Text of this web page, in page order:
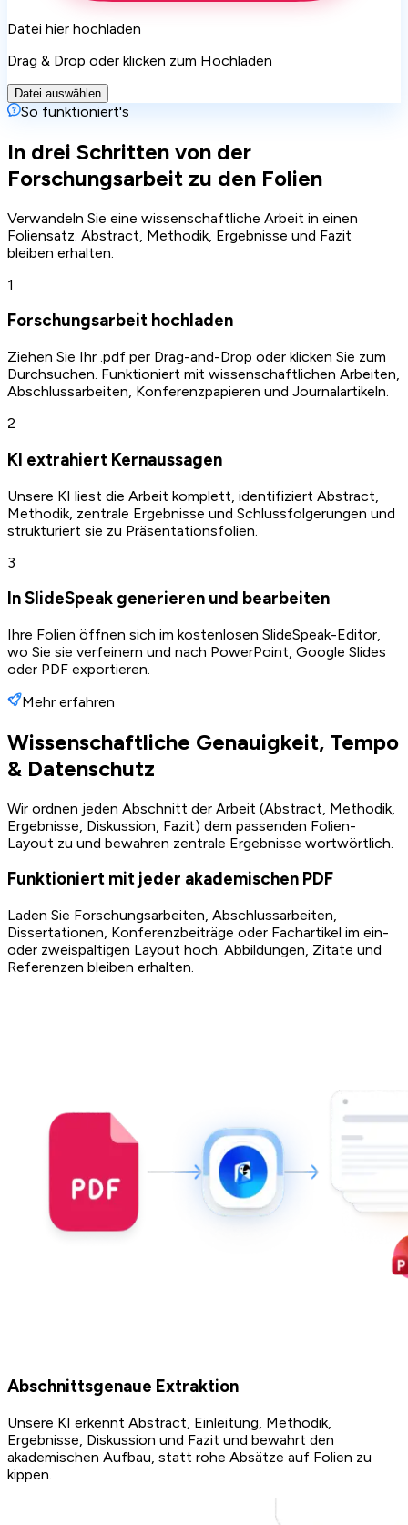
Datei hier hochladen
Drag & Drop oder klicken zum Hochladen
Datei auswählen
So funktioniert's
In drei Schritten von der
Forschungsarbeit zu den Folien
Verwandeln Sie eine wissenschaftliche Arbeit in einen
Foliensatz. Abstract, Methodik, Ergebnisse und Fazit
bleiben erhalten.
1
Forschungsarbeit hochladen
Ziehen Sie Ihr .pdf per Drag-and-Drop oder klicken Sie zum
Durchsuchen. Funktioniert mit wissenschaftlichen Arbeiten,
Abschlussarbeiten, Konferenzpapieren und Journalartikeln.
2
KI extrahiert Kernaussagen
Unsere KI liest die Arbeit komplett, identifiziert Abstract,
Methodik, zentrale Ergebnisse und Schlussfolgerungen und
strukturiert sie zu Präsentationsfolien.
3
In SlideSpeak generieren und bearbeiten
Ihre Folien öffnen sich im kostenlosen SlideSpeak-Editor,
wo Sie sie verfeinern und nach PowerPoint, Google Slides
oder PDF exportieren.
Mehr erfahren
Wissenschaftliche Genauigkeit, Tempo
& Datenschutz
Wir ordnen jeden Abschnitt der Arbeit (Abstract, Methodik,
Ergebnisse, Diskussion, Fazit) dem passenden Folien-
Layout zu und bewahren zentrale Ergebnisse wortwörtlich.
Funktioniert mit jeder akademischen PDF
Laden Sie Forschungsarbeiten, Abschlussarbeiten,
Dissertationen, Konferenzbeiträge oder Fachartikel im ein-
oder zweispaltigen Layout hoch. Abbildungen, Zitate und
Referenzen bleiben erhalten.
Abschnittsgenaue Extraktion
Unsere KI erkennt Abstract, Einleitung, Methodik,
Ergebnisse, Diskussion und Fazit und bewahrt den
akademischen Aufbau, statt rohe Absätze auf Folien zu
kippen.